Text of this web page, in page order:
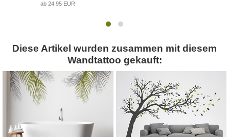
ab 24,95 EUR
Diese Artikel wurden zusammen mit diesem
Wandtattoo gekauft: